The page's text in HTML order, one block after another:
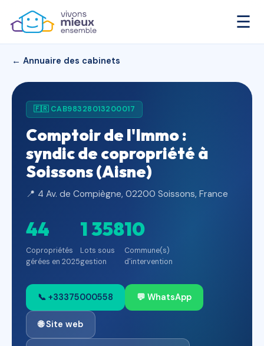
☰
← Annuaire des cabinets
🇫🇷 CAB98328013200017
Comptoir de l'Immo :
syndic de copropriété à
Soissons (Aisne)
📍 4 Av. de Compiègne, 02200 Soissons, France
44
Copropriétés
gérées en 2025
1 358
Lots sous
gestion
10
Commune(s)
d'intervention
📞 +33375000558 💬 WhatsApp
🌐 Site web